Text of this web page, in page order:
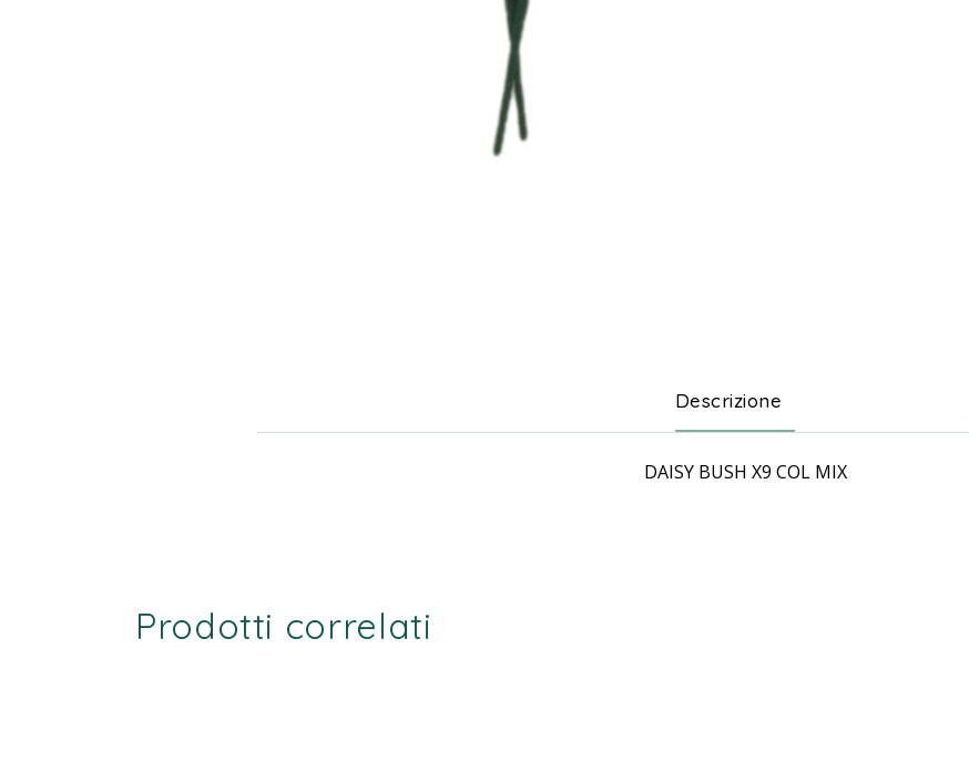
Descrizione
DAISY BUSH X9 COL MIX
Prodotti correlati